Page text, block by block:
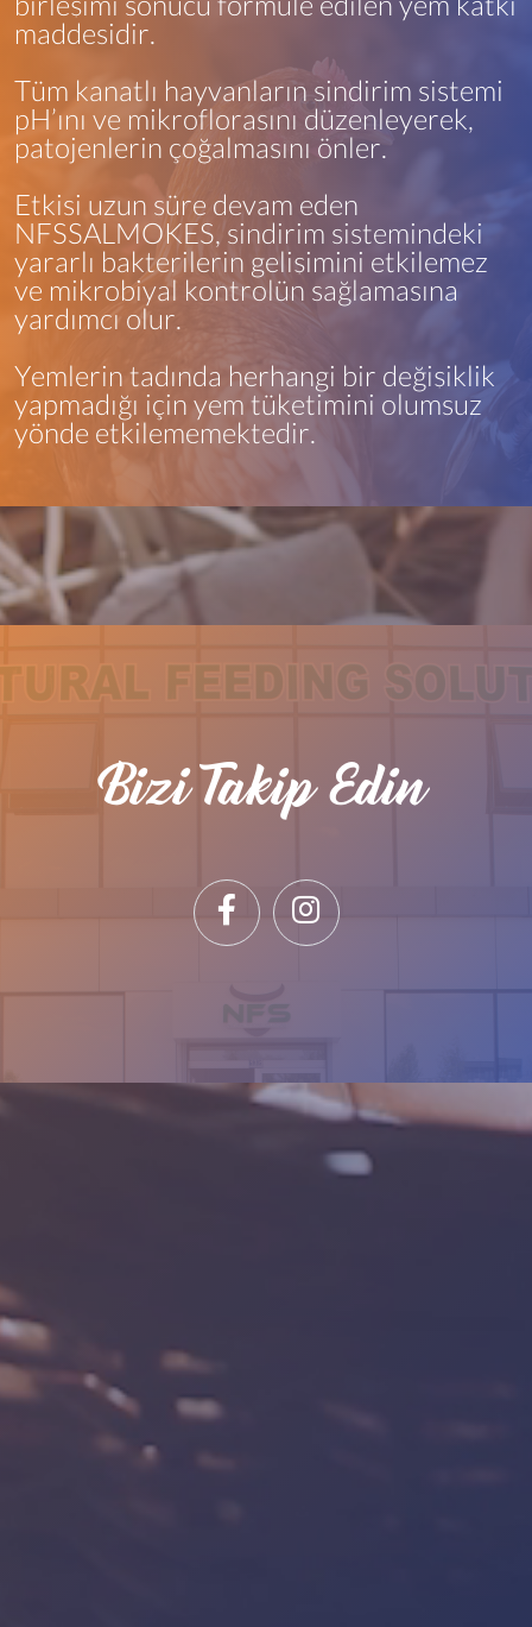
maddesidir.
Tüm kanatlı hayvanların sindirim sistemi
pH’ını ve mikroflorasını düzenleyerek,
patojenlerin çoğalmasını önler.
Etkisi uzun süre devam eden
NFSSALMOKES, sindirim sistemindeki
yararlı bakterilerin gelişimini etkilemez
ve mikrobiyal kontrolün sağlamasına
yardımcı olur.
Yemlerin tadında herhangi bir değişiklik
yapmadığı için yem tüketimini olumsuz
Bizi Takip Edin
İLETIŞIM
İletişim
ADRES
Fevzi Çakmak Mh. 10576. Sk No:13G 42050
Karatay Konya/Türkiye